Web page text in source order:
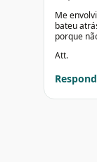
Me
bateu
porque
Att.